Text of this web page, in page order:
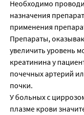
Необходимо
назначения
применения
Препараты,
увеличить уровень
креатинина у
почечных артерий
почки.
У больных с
плазме крови